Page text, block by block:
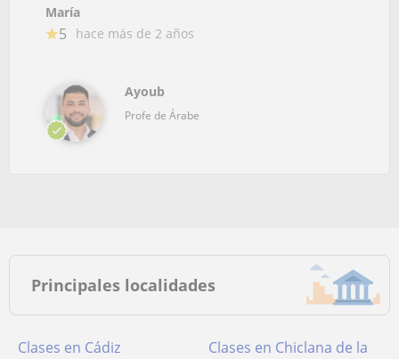
María
5 hace más de 2 años
Ayoub
Profe de Árabe
Principales localidades
Clases en Cádiz
Clases en Chiclana de la